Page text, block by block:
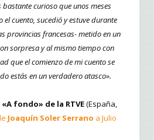
bastante curioso que unos meses
el cuento, sucedió y estuve durante
provincias francesas- metido en un
sorpresa y al mismo tiempo con
que el comienzo de mi cuento se
estás en un verdadero atasco».
«A fondo» de la RTVE(España,
Joaquín Soler Serrano a Julio